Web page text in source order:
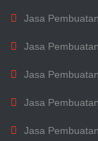
Jasa
Jasa
Jasa
Jasa
Jasa